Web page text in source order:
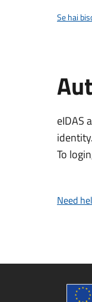
Se hai
eIDAS
identity.
To
Need